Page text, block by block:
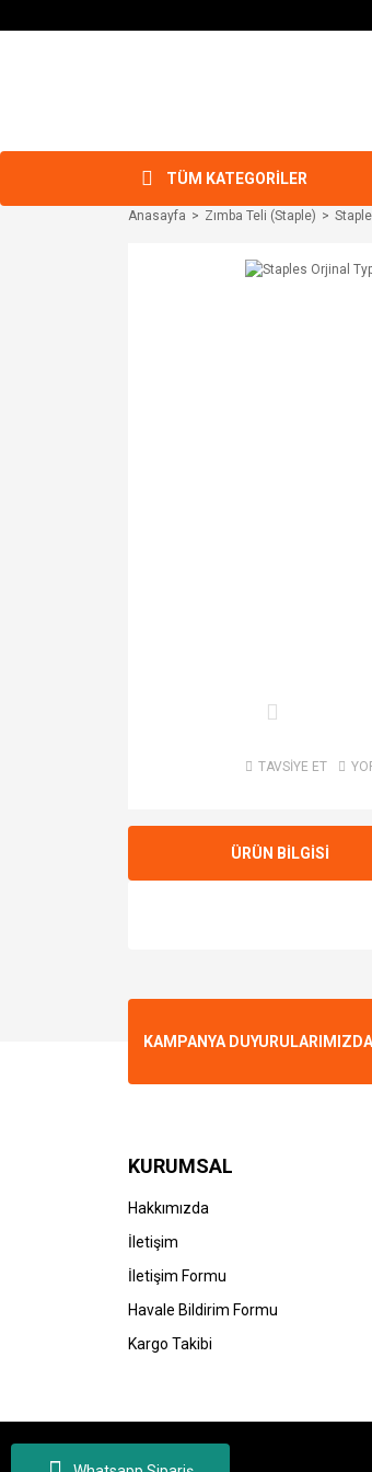
TÜM KATEGORİLER
Anasayfa Zımba Teli (Staple)
TAVSİYE ET
ÜRÜN BİLGİSİ
Ürün resmi kalitesiz, bozuk
Bu ürüne benzer farklı
KAMPANYA
KURUMSAL
Hakkımızda
İletişim
İletişim Formu
Havale Bildirim Formu
Kargo Takibi